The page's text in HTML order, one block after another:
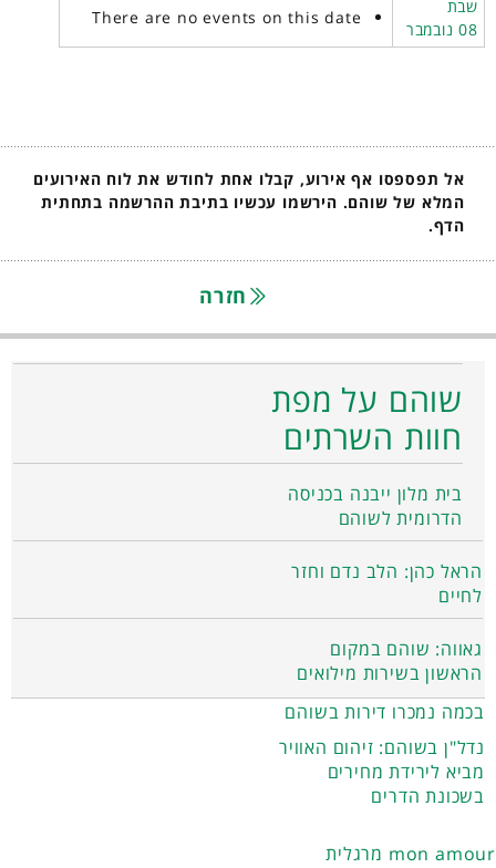
שבת
08 נובמבר
There are no events on this date
אל תפספסו אף אירוע, קבלו אחת לחודש את לוח האירועים
המלא של שוהם. הירשמו עכשיו בתיבת ההרשמה בתחתית
הדף.
חזרה
שוהם על מפת
חוות השרתים
בית מלון ייבנה בכניסה
הדרומית לשוהם
הראל כהן: הלב נדם וחזר
לחיים
גאווה: שוהם במקום
הראשון בשירות מילואים
בכמה נמכרו דירות בשוהם
נדל"ן בשוהם: זיהום האוויר
מביא לירידת מחירים
בשכונת הדרים
מרגלית mon amour